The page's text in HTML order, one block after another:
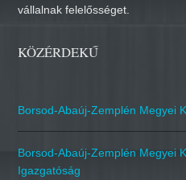
vállalnak felelősséget.
KÖZÉRDEKŰ
Borsod-Abaúj-Zemplén Megyei
Borsod-Abaúj-Zemplén Megyei
Igazgatóság